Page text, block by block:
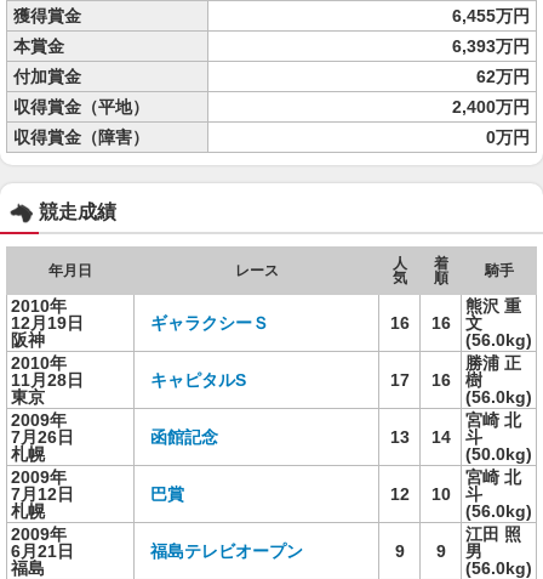
獲得賞金
6,455万円
本賞金
6,393万円
付加賞金
62万円
収得賞金（平地）
2,400万円
収得賞金（障害）
0万円
競走成績
年月日 レース
人
気
着
順
騎手
2010年
12月19日
阪神
ギャラクシーＳ 16 16
熊沢 重
文
(56.0kg)
2010年
11月28日
東京
キャピタルS 17 16
勝浦 正
樹
(56.0kg)
2009年
7月26日
札幌
函館記念 13 14
宮崎 北
斗
(50.0kg)
2009年
7月12日
札幌
巴賞 12 10
宮崎 北
斗
(56.0kg)
2009年
6月21日
福島
福島テレビオープン 9 9
江田 照
男
(56.0kg)